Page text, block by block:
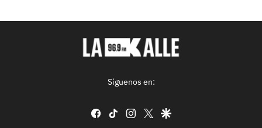
Síguenos en:
facebook
tiktok instagram
twittergoogle